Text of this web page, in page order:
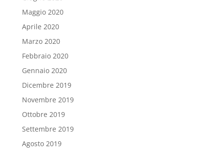
Maggio 2020
Aprile 2020
Marzo 2020
Febbraio 2020
Gennaio 2020
Dicembre 2019
Novembre 2019
Ottobre 2019
Settembre 2019
Agosto 2019